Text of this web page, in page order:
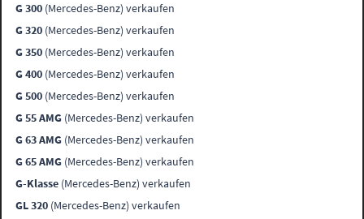
G 300 (Mercedes-Benz) verkaufen
G 320 (Mercedes-Benz) verkaufen
G 350 (Mercedes-Benz) verkaufen
G 400 (Mercedes-Benz) verkaufen
G 500 (Mercedes-Benz) verkaufen
G 55 AMG (Mercedes-Benz) verkaufen
G 63 AMG (Mercedes-Benz) verkaufen
G 65 AMG (Mercedes-Benz) verkaufen
G-Klasse (Mercedes-Benz) verkaufen
GL 320 (Mercedes-Benz) verkaufen